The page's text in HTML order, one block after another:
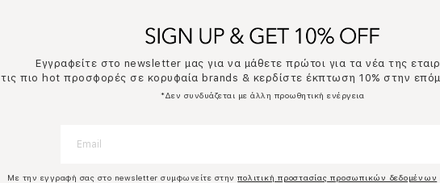
Εγγραφείτε στο newsletter μας για να μάθετε πρώτοι για τα νέα της
τις πιο hot προσφορές σε κορυφαία brands & κερδίστε έκπτωση 10% στην
*Δεν συνδυάζεται με άλλη προωθητική ενέργεια
Με την εγγραφή σας στο newsletter συμφωνείτε στηνπολιτική προστασίας προσωπικών δεδομένων